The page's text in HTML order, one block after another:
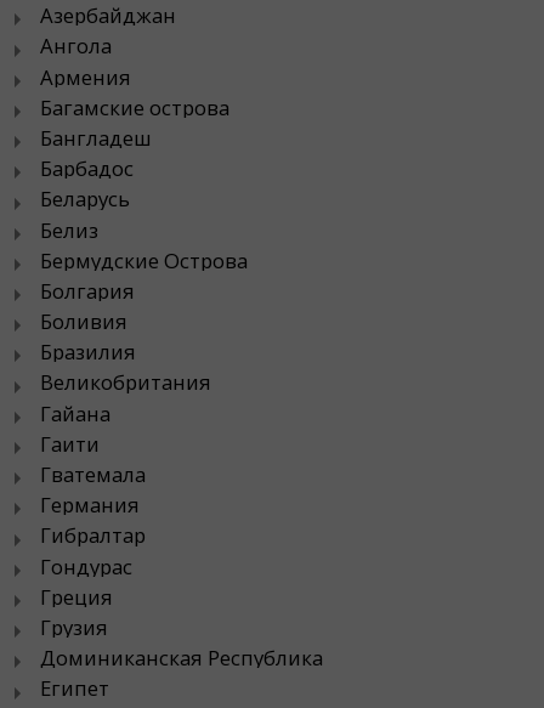
Азербайджан
Ангола
Армения
Багамские острова
Бангладеш
Барбадос
Беларусь
Белиз
Бермудские Острова
Болгария
Боливия
Бразилия
Великобритания
Гайана
Гаити
Гватемала
Германия
Гибралтар
Гондурас
Греция
Грузия
Доминиканская Республика
Египет